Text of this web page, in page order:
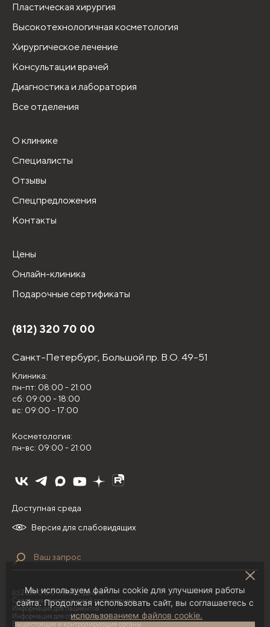
Пластическая хирургия
Высокотехнологичная косметология
Хирургическое лечение
Консультации врачей
Диагностика и лаборатория
Все отделения
О клинике
Специалисты
Отзывы
Спецпредложения
Контакты
Цены
Онлайн-клиника
Подарочные сертификаты
(812) 320 70 00
Санкт-Петербург, Большой пр. В.О. 49-51
Клиника:
пн-пт: 08:00 - 21:00
сб: 09:00 - 18:00
вс: 09:00 - 17:00
Косметология:
пн-вс: 09:00 - 21:00
Версия для слабовидящих
Доступная среда
(с) 2026 ООО "НИЛЦ "Деома"
Сведения о медицинской организации
Информация для пациентов
Информация для специалистов
Вышестоящие и контролирующие органы
Мы используем файлы cookie для улучшения работы
сайта. Продолжая использовать сайт, вы соглашаетесь с
использованием файлов cookie.